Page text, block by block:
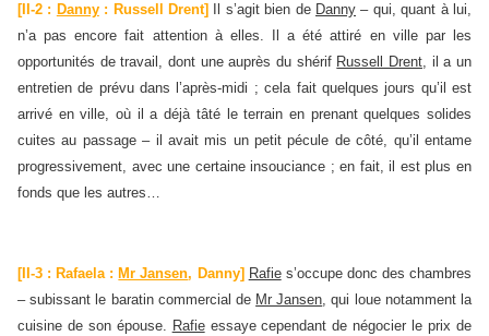
[II-2 : Danny: Russell Drent] Il s’agit bien de Danny – qui, quant à lui,
n’a pas encore fait attention à elles. Il a été attiré en ville par les
opportunités de travail, dont une auprès du shérif Russell Drent, il a un
entretien de prévu dans l’après-midi ; cela fait quelques jours qu’il est
arrivé en ville, où il a déjà tâté le terrain en prenant quelques solides
cuites au passage – il avait mis un petit pécule de côté, qu’il entame
progressivement, avec une certaine insouciance ; en fait, il est plus en
fonds que les autres…
[II-3 : Rafaela : Mr Jansen, Danny] Rafies’occupe donc des chambres
– subissant le baratin commercial de Mr Jansen, qui loue notamment la
cuisine de son épouse. Rafieessaye cependant de négocier le prix de